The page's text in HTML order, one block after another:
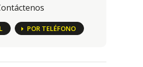
POR TELÉFONO